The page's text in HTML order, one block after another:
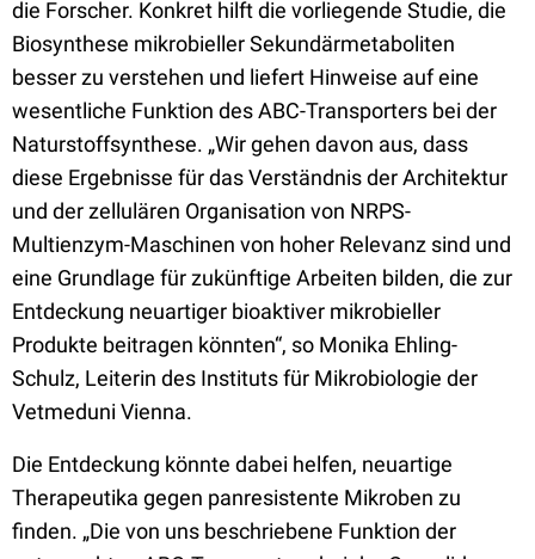
die Forscher. Konkret hilft die vorliegende Studie, die
Biosynthese mikrobieller Sekundärmetaboliten
besser zu verstehen und liefert Hinweise auf eine
wesentliche Funktion des ABC-Transporters bei der
Naturstoffsynthese. „Wir gehen davon aus, dass
diese Ergebnisse für das Verständnis der Architektur
und der zellulären Organisation von NRPS-
Multienzym-Maschinen von hoher Relevanz sind und
eine Grundlage für zukünftige Arbeiten bilden, die zur
Entdeckung neuartiger bioaktiver mikrobieller
Produkte beitragen könnten“, so Monika Ehling-
Schulz, Leiterin des Instituts für Mikrobiologie der
Vetmeduni Vienna.
Die Entdeckung könnte dabei helfen, neuartige
Therapeutika gegen panresistente Mikroben zu
finden. „Die von uns beschriebene Funktion der